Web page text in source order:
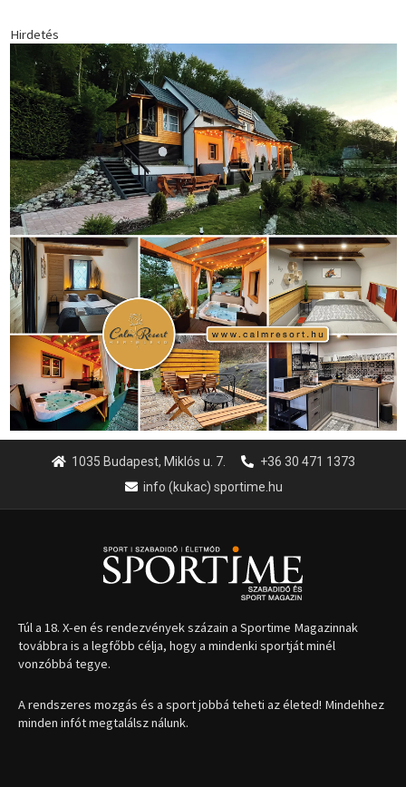
Hirdetés
1035 Budapest, Miklós u. 7.
+36 30 471 1373
info (kukac) sportime.hu
Túl a 18. X-en és rendezvények százain a Sportime Magazinnak
továbbra is a legfőbb célja, hogy a mindenki sportját minél
vonzóbbá tegye.
A rendszeres mozgás és a sport jobbá teheti az életed! Mindehhez
minden infót megtalálsz nálunk.